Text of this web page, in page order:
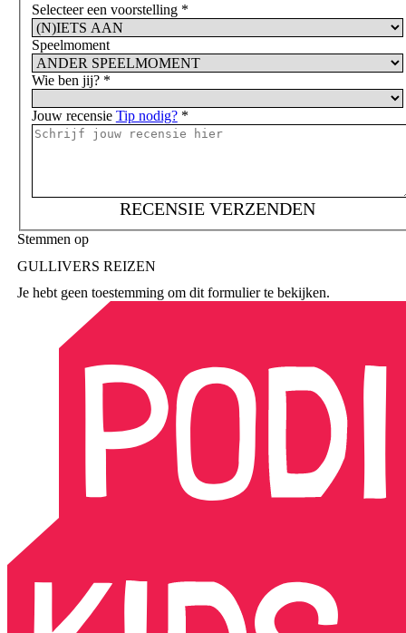
Selecteer een voorstelling *
Speelmoment
Wie ben jij? *
Jouw recensie Tip nodig? *
RECENSIE VERZENDEN
Stemmen op
GULLIVERS REIZEN
Je hebt geen toestemming om dit formulier te bekijken.